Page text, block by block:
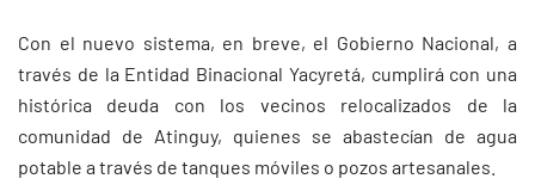
Con el nuevo sistema, en breve, el Gobierno Nacional, a
través de la Entidad Binacional Yacyretá, cumplirá con una
histórica deuda con los vecinos relocalizados de la
comunidad de Atinguy, quienes se abastecían de agua
potable a través de tanques móviles o pozos artesanales.